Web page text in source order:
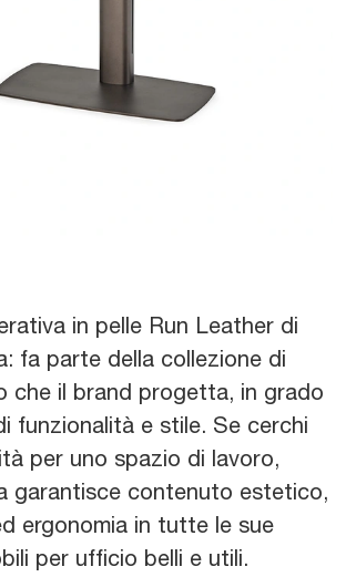
in pelle Run Leather di
fa parte della collezione di
che il brand progetta, in grado
funzionalità e stile. Se cerchi
per uno spazio di lavoro,
garantisce contenuto estetico,
ergonomia in tutte le sue
per ufficio belli e utili.